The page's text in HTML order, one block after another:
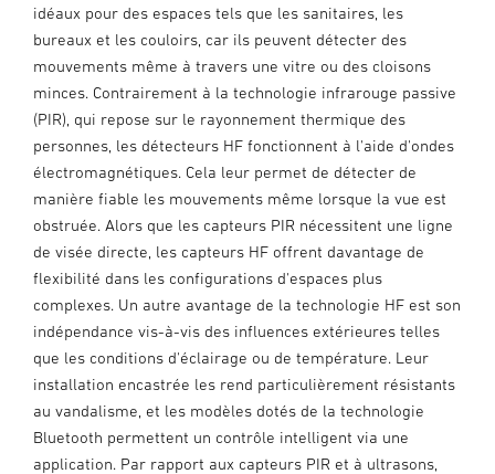
idéaux pour des espaces tels que les sanitaires, les
bureaux et les couloirs, car ils peuvent détecter des
mouvements même à travers une vitre ou des cloisons
minces. Contrairement à la technologie infrarouge passive
(PIR), qui repose sur le rayonnement thermique des
personnes, les détecteurs HF fonctionnent à l'aide d'ondes
électromagnétiques. Cela leur permet de détecter de
manière fiable les mouvements même lorsque la vue est
obstruée. Alors que les capteurs PIR nécessitent une ligne
de visée directe, les capteurs HF offrent davantage de
flexibilité dans les configurations d'espaces plus
complexes. Un autre avantage de la technologie HF est son
indépendance vis-à-vis des influences extérieures telles
que les conditions d'éclairage ou de température. Leur
installation encastrée les rend particulièrement résistants
au vandalisme, et les modèles dotés de la technologie
Bluetooth permettent un contrôle intelligent via une
application. Par rapport aux capteurs PIR et à ultrasons,